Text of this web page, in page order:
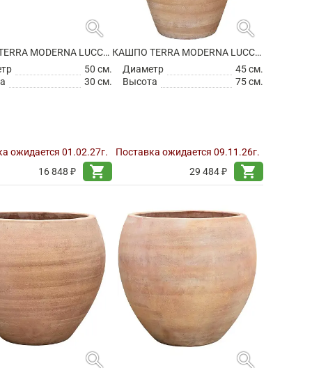
search
КАШПО TERRA MODERNA LUCCA CHALK WHITE
50 см.
30 см.
ожидается 01.02.27г.
16 848 ₽
shopping_cart
search
КАШПО TERRA MODERNA LUCCA CHALK WHITE
Диаметр
45 см.
Высота
75 см.
Поставка ожидается 09.11.26г.
29 484 ₽
shopping_cart
search search